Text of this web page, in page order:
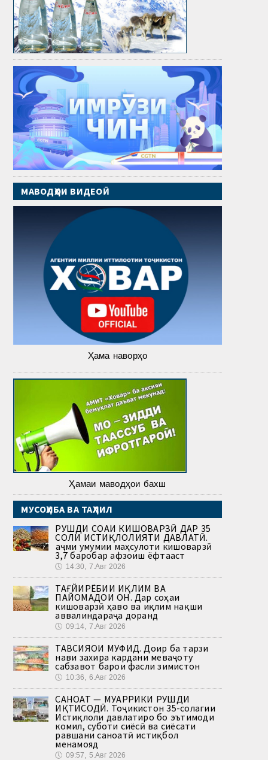
МАВОДҲОИ ВИДЕОӢ
Ҳама наворҳо
Ҳамаи маводҳои бахш
МУСОҲИБА ВА ТАҲЛИЛ
РУШДИ СОҲАИ КИШОВАРЗӢ ДАР 35
СОЛИ ИСТИҚЛОЛИЯТИ ДАВЛАТӢ.
Ҳаҷми умумии маҳсулоти кишоварзӣ
3,7 баробар афзоиш ёфтааст
🕔 14:30, 7.Авг 2026
ТАҒЙИРЁБИИ ИҚЛИМ ВА
ПАЙОМАДҲОИ ОН. Дар соҳаи
кишоварзӣ ҳаво ва иқлим нақши
аввалиндараҷа доранд
🕔 09:14, 7.Авг 2026
ТАВСИЯҲОИ МУФИД. Доир ба тарзи
нави захира кардани меваҷоту
сабзавот барои фасли зимистон
🕔 10:36, 6.Авг 2026
САНОАТ — МУҲАРРИКИ РУШДИ
ИҚТИСОДӢ. Тоҷикистон 35-солагии
Истиқлоли давлатиро бо эътимоди
комил, суботи сиёсӣ ва сиёсати
равшани саноатӣ истиқбол
менамояд
🕔 09:57, 5.Авг 2026